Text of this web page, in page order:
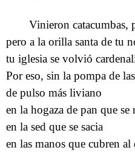
Vinieron catacumbas,
pero a la orilla santa de tu
tu iglesia se volvió
Por eso, sin la pompa de
de pulso más liviano
en la hogaza de pan que se
en la sed que se sacia
en las manos que cubren al